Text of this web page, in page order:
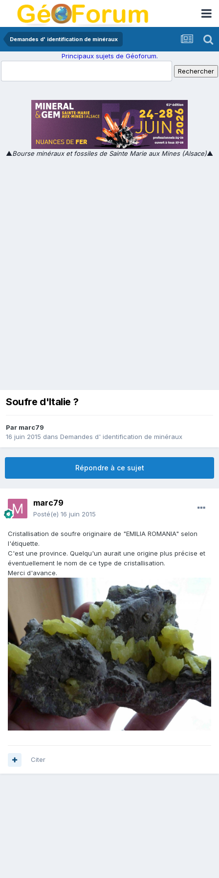
Demandes d' identification de minéraux
Principaux sujets de Géoforum.
▲Bourse minéraux et fossiles de Sainte Marie aux Mines (Alsace)▲
Soufre d'Italie ?
Par marc79
16 juin 2015 dans Demandes d' identification de minéraux
Répondre à ce sujet
marc79
Posté(e) 16 juin 2015
Cristallisation de soufre originaire de "EMILIA ROMANIA" selon
l'étiquette.
C'est une province. Quelqu'un aurait une origine plus précise et
éventuellement le nom de ce type de cristallisation.
Merci d'avance.
Citer